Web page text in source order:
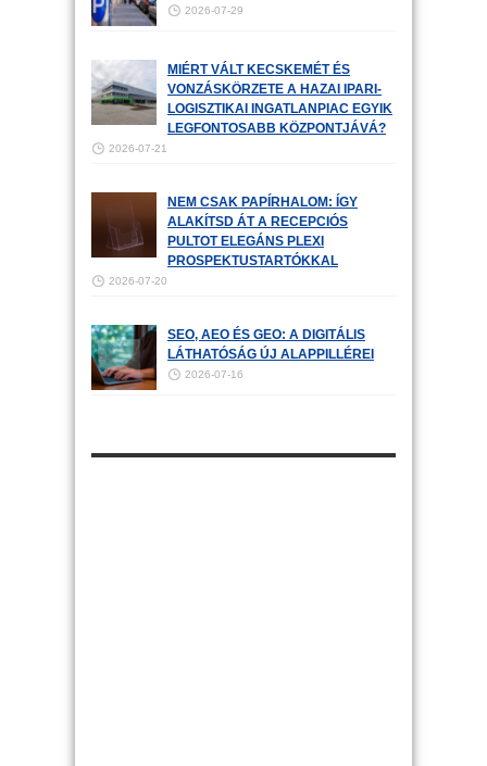
2026-07-29
MIÉRT VÁLT KECSKEMÉT ÉS
VONZÁSKÖRZETE A HAZAI IPARI-
LOGISZTIKAI INGATLANPIAC EGYIK
LEGFONTOSABB KÖZPONTJÁVÁ?
2026-07-21
NEM CSAK PAPÍRHALOM: ÍGY
ALAKÍTSD ÁT A RECEPCIÓS
PULTOT ELEGÁNS PLEXI
PROSPEKTUSTARTÓKKAL
2026-07-20
SEO, AEO ÉS GEO: A DIGITÁLIS
LÁTHATÓSÁG ÚJ ALAPPILLÉREI
2026-07-16